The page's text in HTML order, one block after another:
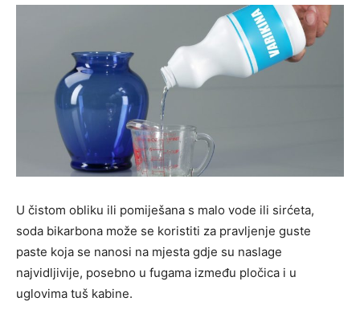
U čistom obliku ili pomiješana s malo vode ili sirćeta,
soda bikarbona može se koristiti za pravljenje guste
paste koja se nanosi na mjesta gdje su naslage
najvidljivije, posebno u fugama između pločica i u
uglovima tuš kabine.